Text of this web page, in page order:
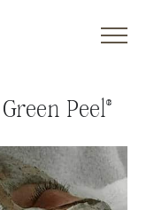
Peel®